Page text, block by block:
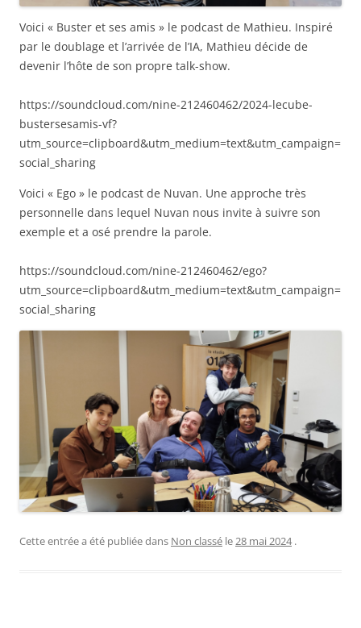
Voici « Buster et ses amis » le podcast de Mathieu. Inspiré
par le doublage et l’arrivée de l’IA, Mathieu décide de
devenir l’hôte de son propre talk-show.
https://soundcloud.com/nine-212460462/2024-lecube-
bustersesamis-vf?
utm_source=clipboard&utm_medium=text&utm_campaign=
social_sharing
Voici « Ego » le podcast de Nuvan. Une approche très
personnelle dans lequel Nuvan nous invite à suivre son
exemple et a osé prendre la parole.
https://soundcloud.com/nine-212460462/ego?
utm_source=clipboard&utm_medium=text&utm_campaign=
social_sharing
Cette entrée a été publiée dans Non classé le 28 mai 2024 .